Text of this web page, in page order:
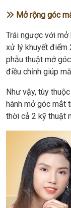
Mở rộng góc
Trái ngược với
xử lý khuyết điểm
phẫu thuật mở
điều chỉnh giúp
Như vậy, tùy
hành mở góc mắt
thời cả 2 kỹ thuật